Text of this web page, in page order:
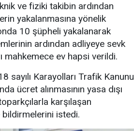
ve fiziki takibin ardından
yakalanmasına yönelik
10 şüpheli yakalanarak
ardından adliyeye sevk
mahkemece ev hapsi verildi.
sayılı Karayolları Trafik Kanunu
ücret alınmasının yasa dışı
karşılaşan
bildirmelerini istedi.